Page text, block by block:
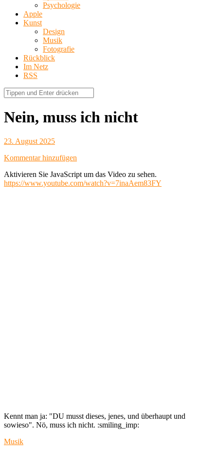
Psychologie
Apple
Kunst
Design
Musik
Fotografie
Rückblick
Im Netz
RSS
Nein, muss ich nicht
23. August 2025
Kommentar hinzufügen
Aktivieren Sie JavaScript um das Video zu sehen.
https://www.youtube.com/watch?v=7inaAem83FY
Kennt man ja: "DU musst dieses, jenes, und überhaupt und
sowieso". Nö, muss ich nicht. :smiling_imp:
Musik